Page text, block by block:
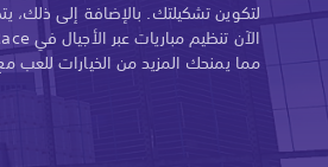
لتكوين تشكيلتك. بالإضافة إلى ذلك،
مما يمنحك المزيد من الخيارات للعب